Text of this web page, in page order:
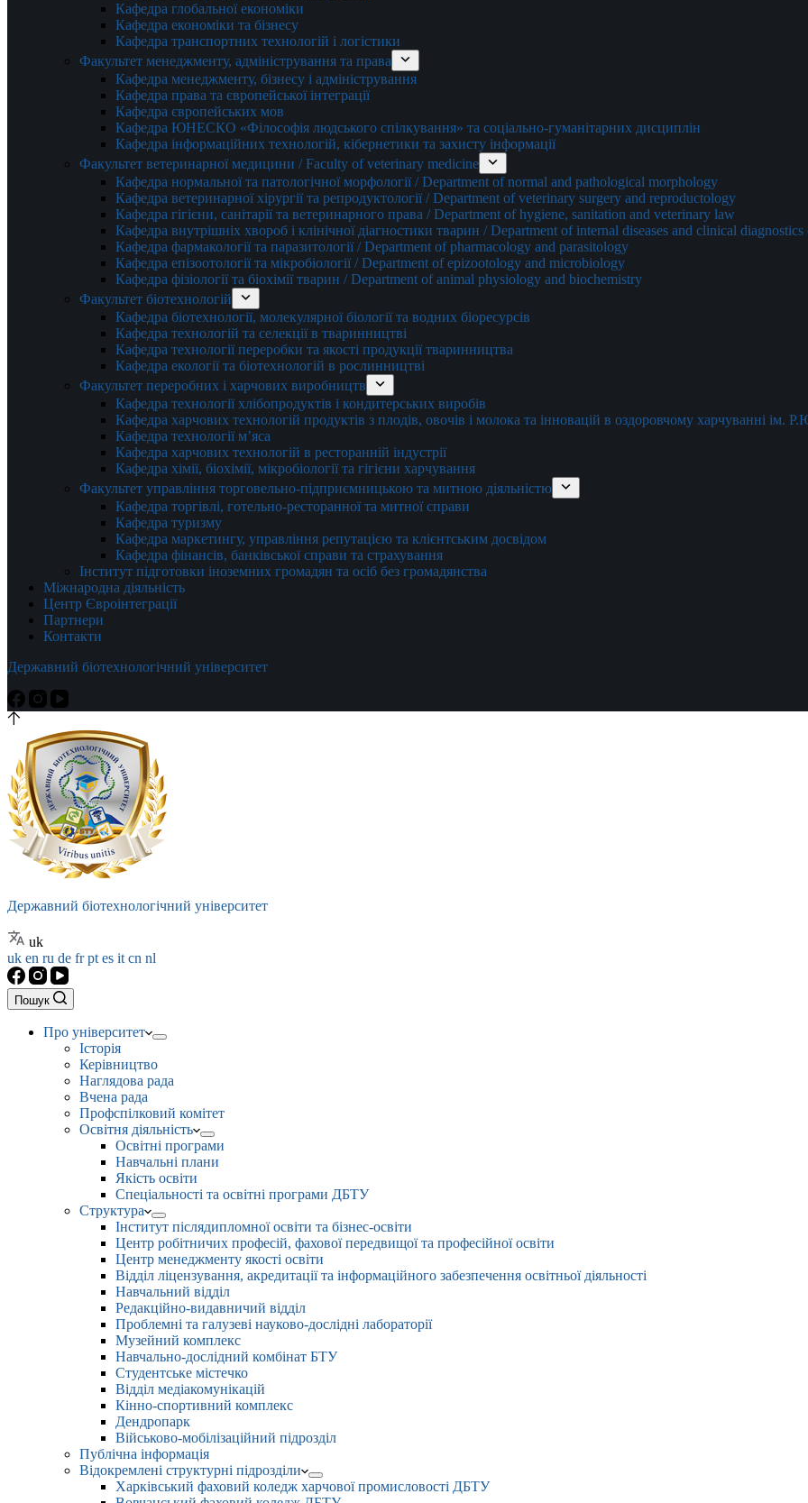
Кафедра глобальної економіки
Кафедра економіки та бізнесу
Кафедра транспортних технологій і логістики
Факультет менеджменту, адміністрування та права
Кафедра менеджменту, бізнесу і адміністрування
Кафедра права та європейської інтеграції
Кафедра європейських мов
Кафедра ЮНЕСКО «Філософія людського спілкування» та соціально-гуманітарних дисциплін
Кафедра інформаційних технологій, кібернетики та захисту інформації
Факультет ветеринарної медицини / Faculty of veterinary medicine
Кафедра нормальної та патологічної морфології / Department of normal and pathological morphology
Кафедра ветеринарної хірургії та репродуктології / Department of veterinary surgery and reproductology
Кафедра гігієни, санітарії та ветеринарного права / Department of hygiene, sanitation and veterinary law
Кафедра внутрішніх хвороб і клінічної діагностики тварин / Department of internal diseases and clinical
Кафедра фармакології та паразитології / Department of pharmacology and parasitology
Кафедра епізоотології та мікробіології / Department of epizootology and microbiology
Кафедра фізіології та біохімії тварин / Department of animal physiology and biochemistry
Факультет біотехнологій
Кафедра біотехнології, молекулярної біології та водних біоресурсів
Кафедра технологій та селекції в тваринництві
Кафедра технології переробки та якості продукції тваринництва
Кафедра екології та біотехнологій в рослинництві
Факультет переробних і харчових виробництв
Кафедра технології хлібопродуктів і кондитерських виробів
Кафедра харчових технологій продуктів з плодів, овочів і молока та інновацій в оздоровчому харчуванні ім.
Кафедра технології м’яса
Кафедра харчових технологій в ресторанній індустрії
Кафедра хімії, біохімії, мікробіології та гігієни харчування
Факультет управління торговельно-підприємницькою та митною діяльністю
Кафедра торгівлі, готельно-ресторанної та митної справи
Кафедра туризму
Кафедра маркетингу, управління репутацією та клієнтським досвідом
Кафедра фінансів, банківської справи та страхування
Інститут підготовки іноземних громадян та осіб без громадянства
Міжнародна діяльність
Центр Євроінтеграції
Партнери
Контакти
Державний біотехнологічний університет
Державний біотехнологічний університет
uk
uk en ru de frpt es it cn nl
Пошук
Про університет
Історія
Керівництво
Наглядова рада
Вчена рада
Профспілковий комітет
Освітня діяльність
Освітні програми
Навчальні плани
Якість освіти
Спеціальності та освітні програми ДБТУ
Структура
Інститут післядипломної освіти та бізнес-освіти
Центр робітничих професій, фахової передвищої та професійної освіти
Центр менеджменту якості освіти
Відділ ліцензування, акредитації та інформаційного забезпечення освітньої діяльності
Навчальний відділ
Редакційно-видавничий відділ
Проблемні та галузеві науково-дослідні лабораторії
Музейний комплекс
Навчально-дослідний комбінат БТУ
Студентське містечко
Відділ медіакомунікацій
Кінно-спортивний комплекс
Дендропарк
Військово-мобілізаційний підрозділ
Публічна інформація
Відокремлені структурні підрозділи
Харківський фаховий коледж харчової промисловості ДБТУ